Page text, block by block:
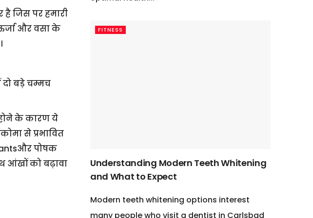
जिस पर हमारी
और वसा के
दो बड़े चम्मच
होने के कारण ये
से प्रभावित
पोषक
आंखों को बढ़ावा
FITNESS
Understanding Modern Teeth Whitening
and What to Expect
Modern teeth whitening options interest
many people who visit a dentist in Carlsbad